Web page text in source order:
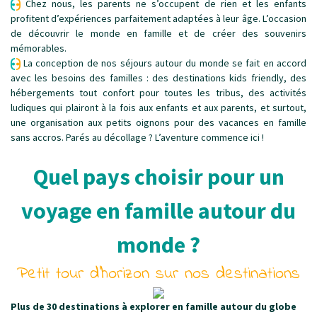
Chez nous, les parents ne s’occupent de rien et les enfants
profitent d’expériences parfaitement adaptées à leur âge. L’occasion
de découvrir le monde en famille et de créer des souvenirs
mémorables.
La conception de nos séjours autour du monde se fait en accord
avec les besoins des familles : des destinations kids friendly, des
hébergements tout confort pour toutes les tribus, des activités
ludiques qui plairont à la fois aux enfants et aux parents, et surtout,
une organisation aux petits oignons pour des vacances en famille
sans accros. Parés au décollage ? L’aventure commence ici !
Quel pays choisir pour un
voyage en famille autour du
monde ?
Petit tour d’horizon sur nos destinations
Plus de 30 destinations à explorer en famille autour du globe